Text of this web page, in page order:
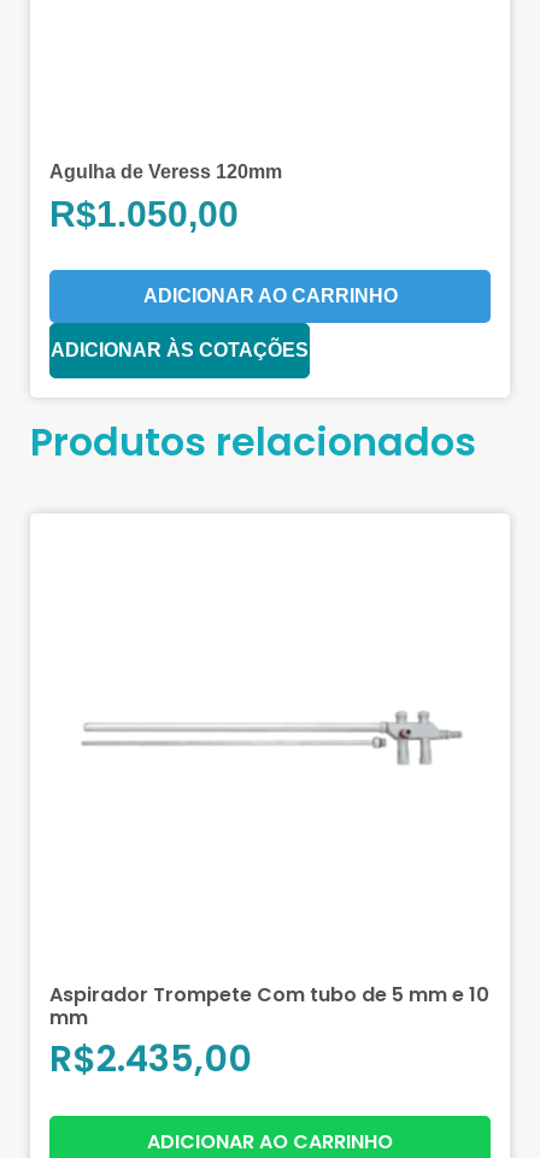
Agulha de Veress 120mm
R$1.050,00
ADICIONAR AO CARRINHO
ADICIONAR ÀS COTAÇÕES
Produtos relacionados
Aspirador Trompete Com tubo de 5 mm e 10
mm
R$2.435,00
ADICIONAR AO CARRINHO